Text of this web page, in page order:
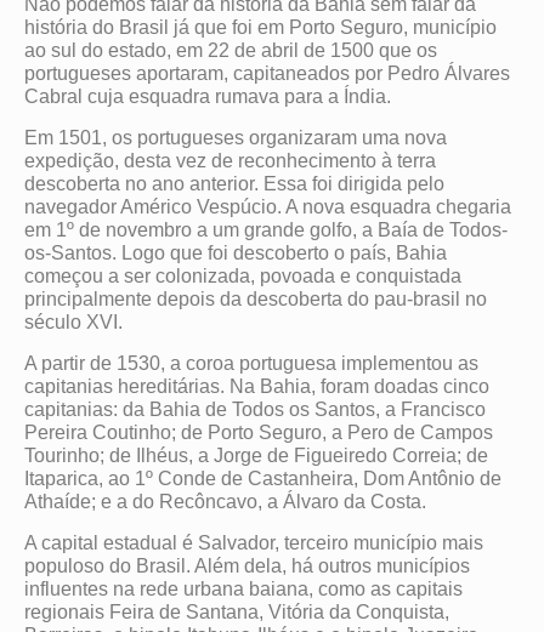
história do Brasil já que foi em Porto Seguro, município
ao sul do estado, em 22 de abril de 1500 que os
portugueses aportaram, capitaneados por Pedro Álvares
Cabral cuja esquadra rumava para a Índia.
Em 1501, os portugueses organizaram uma nova
expedição, desta vez de reconhecimento à terra
descoberta no ano anterior. Essa foi dirigida pelo
navegador Américo Vespúcio. A nova esquadra chegaria
em 1º de novembro a um grande golfo, a Baía de Todos-
os-Santos. Logo que foi descoberto o país, Bahia
começou a ser colonizada, povoada e conquistada
principalmente depois da descoberta do pau-brasil no
século XVI.
A partir de 1530, a coroa portuguesa implementou as
capitanias hereditárias. Na Bahia, foram doadas cinco
capitanias: da Bahia de Todos os Santos, a Francisco
Pereira Coutinho; de Porto Seguro, a Pero de Campos
Tourinho; de Ilhéus, a Jorge de Figueiredo Correia; de
Itaparica, ao 1º Conde de Castanheira, Dom Antônio de
Athaíde; e a do Recôncavo, a Álvaro da Costa.
A capital estadual é Salvador, terceiro município mais
populoso do Brasil. Além dela, há outros municípios
influentes na rede urbana baiana, como as capitais
regionais Feira de Santana, Vitória da Conquista,